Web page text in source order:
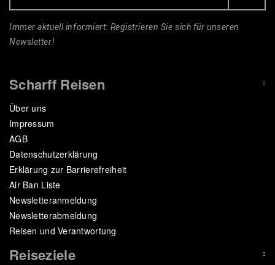
Immer aktuell informiert: Registrieren Sie sich für unseren
Newsletter!
Scharff Reisen
Über uns
Impressum
AGB
Datenschutzerklärung
Erklärung zur Barrierefreiheit
Air Ban Liste
Newsletteranmeldung
Newsletterabmeldung
Reisen und Verantwortung
Reiseziele